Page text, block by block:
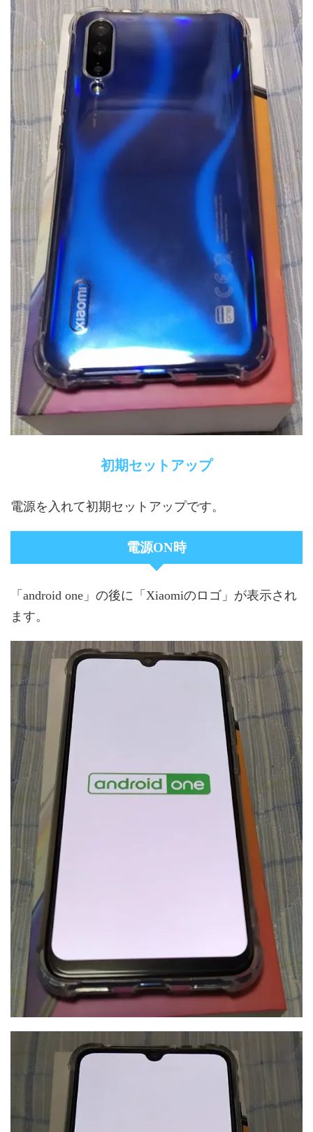
初期セットアップ
電源を入れて初期セットアップです。
電源ON時
「android one」の後に「Xiaomiのロゴ」が表示され
ます。